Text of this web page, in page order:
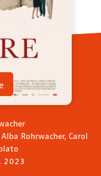
Rohrwacher, Carol
2023